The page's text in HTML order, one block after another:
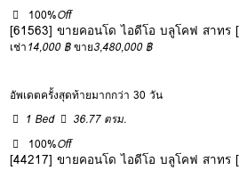
100%Off
[61563] ขายคอนโด ไอดีโอ บลูโคฟ สาทร
เช่า14,000 ฿ ขาย3,480,000 ฿
อัพเดตครั้งสุดท้ายมากกว่า 30 วัน
1 Bed
36.77 ตรม.
100%Off
[44217] ขายคอนโด ไอดีโอ บลูโคฟ สาทร